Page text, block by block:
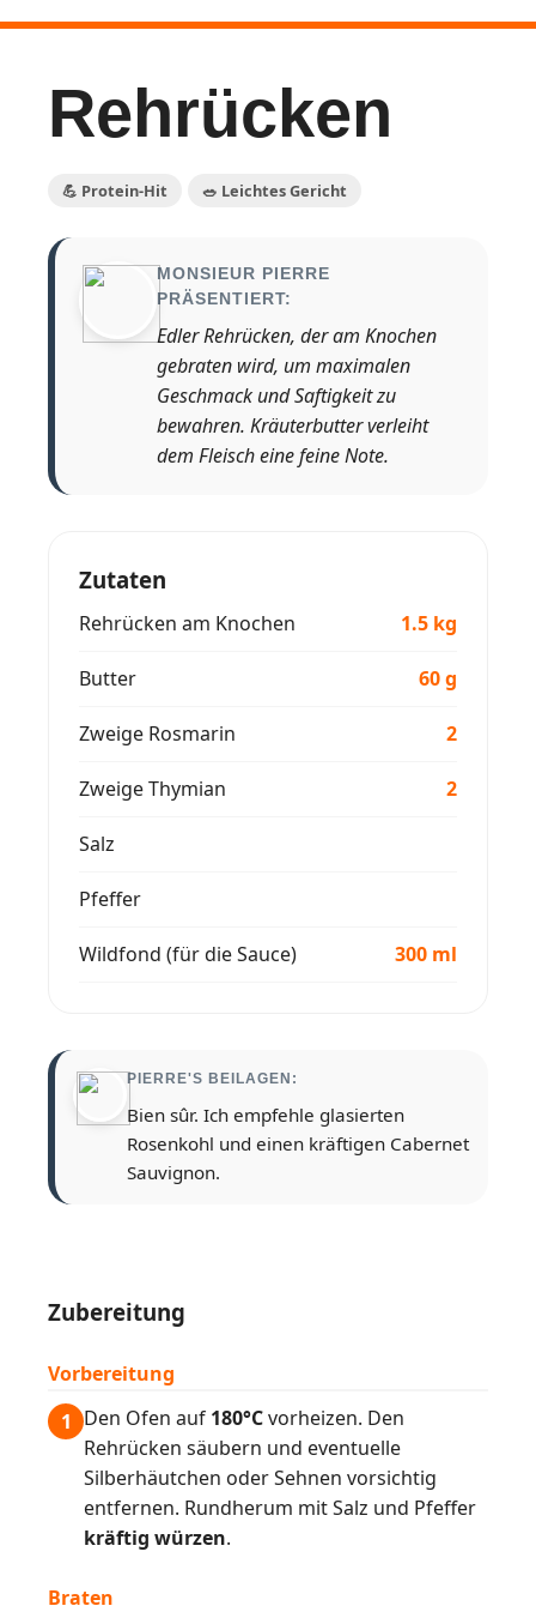
Rehrücken
💪 Protein-Hit 🥗 Leichtes Gericht
MONSIEUR PIERRE
PRÄSENTIERT:
Edler Rehrücken, der am Knochen
gebraten wird, um maximalen
Geschmack und Saftigkeit zu
bewahren. Kräuterbutter verleiht
dem Fleisch eine feine Note.
Zutaten
Rehrücken am Knochen 1.5 kg
Butter 60 g
Zweige Rosmarin 2
Zweige Thymian 2
Salz
Pfeffer
Wildfond (für die Sauce) 300 ml
PIERRE'S BEILAGEN:
Bien sûr. Ich empfehle glasierten
Rosenkohl und einen kräftigen Cabernet
Sauvignon.
Zubereitung
Vorbereitung
1 Den Ofen auf 180°Cvorheizen. Den
Rehrücken säubern und eventuelle
Silberhäutchen oder Sehnen vorsichtig
entfernen. Rundherum mit Salz und Pfeffer
kräftig würzen.
Braten